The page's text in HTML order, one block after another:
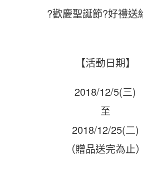
?歡慶聖誕節?好禮送
【活動日期】
2018/12/5(三)
至
2018/12/25(二)
（贈品送完為止）